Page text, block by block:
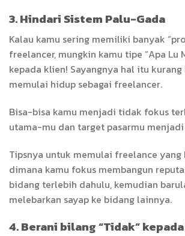
3. Hindari Sistem Palu-Gada
Kalau kamu sering memiliki banyak
freelancer, mungkin kamu tipe “Apa Lu
kepada klien! Sayangnya hal itu
memulai hidup sebagai freelancer.
Bisa-bisa kamu menjadi tidak fokus
utama-mu dan target pasarmu
Tipsnya untuk memulai freelance yang
dimana kamu fokus membangun
bidang terlebih dahulu, kemudian
melebarkan sayap ke bidang lainnya.
4. Berani bilang “Tidak”